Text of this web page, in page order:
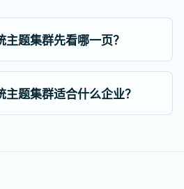
题集群先看哪一页？
题集群适合什么企业？